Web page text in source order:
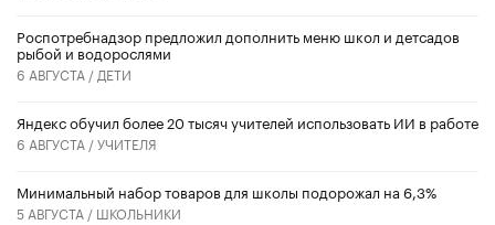
Роспотребнадзор предложил дополнить меню школ и детсадов
рыбой и водорослями
6 АВГУСТА / ДЕТИ
​Яндекс обучил более 20 тысяч учителей использовать ИИ в работе
6 АВГУСТА /УЧИТЕЛЯ
Минимальный набор товаров для школы подорожал на 6,3%
5 АВГУСТА / ШКОЛЬНИКИ